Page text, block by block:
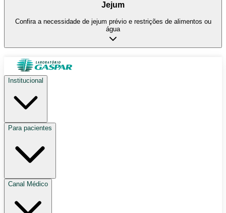
Jejum
Confira a necessidade de jejum prévio e restrições de alimentos ou
água
Institucional
Para pacientes
Canal Médico